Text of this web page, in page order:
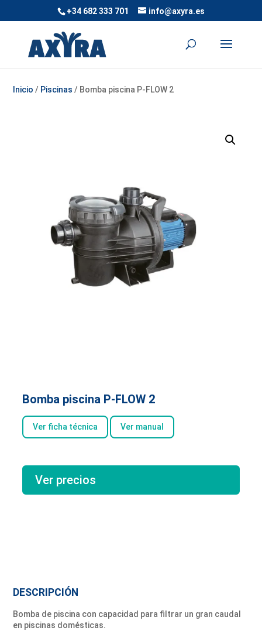
+34 682 333 701 info@axyra.es
Inicio / Piscinas / Bomba piscina P-FLOW 2
Bomba piscina P-FLOW 2
Ver ficha técnica Ver manual
Ver precios
DESCRIPCIÓN
Bomba de piscina con capacidad para filtrar un gran caudal
en piscinas domésticas.